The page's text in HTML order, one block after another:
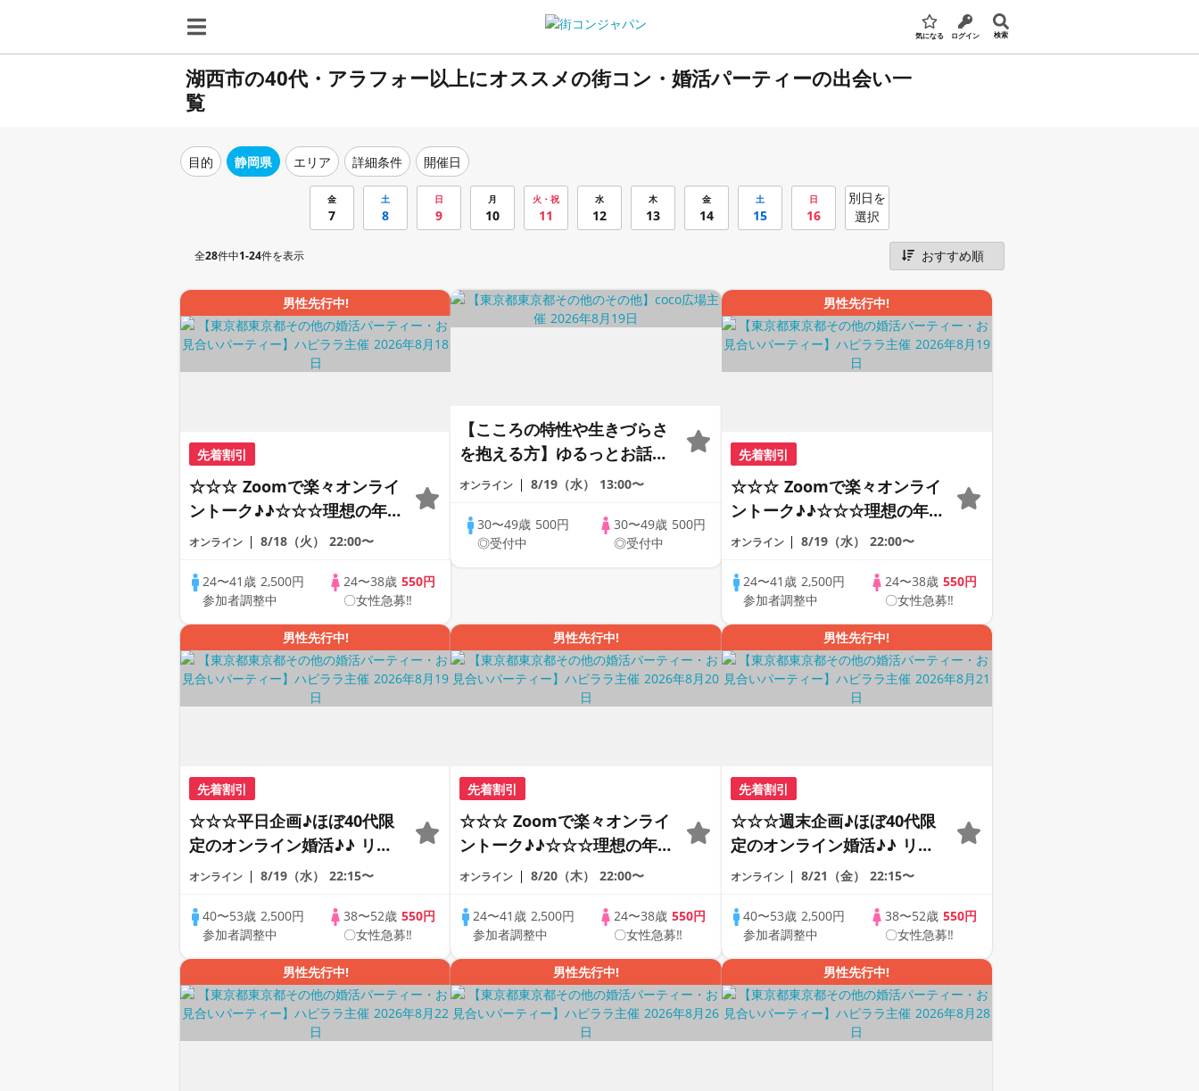
気になる ログイン 検索
湖西市の40代・アラフォー以上にオススメの街コン・婚活パーティーの出会い一
覧
目的 静岡県 エリア 詳細条件 開催日
金
7
土
8
日
9
月
10
火・祝
11
水
12
木
13
金
14
土
15
日
16
別日を
選択
全28件中1-24件を表示
男性先行中!
先着割引
☆☆☆ Zoomで楽々オンライ
ントーク♪♪☆☆☆理想の年の
差♪♪ そろそろ・・・素敵な
アルなオンライン婚活☆全国
の方が対象☆司会進行あり♪♪
オンライン 8/18（火） 22:00〜
24〜41歳 2,500円
参加者調整中
24〜38歳 550円
〇女性急募‼
【こころの特性や生きづらさ
を抱える方】ゆるっとお話し
会《30代40代限定》＠オンラ
オンライン 8/19（水） 13:00〜
30〜49歳 500円
◎受付中
30〜49歳 500円
◎受付中
男性先行中!
先着割引
☆☆☆ Zoomで楽々オンライ
ントーク♪♪☆☆☆理想の年の
差♪♪ そろそろ・・・素敵な
アルなオンライン婚活☆全国
の方が対象☆司会進行あり♪♪
オンライン 8/19（水） 22:00〜
24〜41歳2,500円
参加者調整中
24〜38歳 550円
〇女性急募‼
男性先行中!
先着割引
☆☆☆平日企画♪ほぼ40代限
定のオンライン婚活♪♪ リモ
ートの出会い応援♪♪ おうち
の方が対象☆ 司会進行あり
♪♪ THE 42s ONLINE
PARTY!!
オンライン 8/19（水） 22:15〜
40〜53歳 2,500円
参加者調整中
38〜52歳 550円
〇女性急募‼
男性先行中!
先着割引
☆☆☆ Zoomで楽々オンライ
ントーク♪♪☆☆☆理想の年の
差♪♪ そろそろ・・・素敵な
アルなオンライン婚活☆全国
の方が対象☆司会進行あり♪♪
オンライン 8/20（木） 22:00〜
24〜41歳 2,500円
参加者調整中
24〜38歳550円
〇女性急募‼
男性先行中!
先着割引
☆☆☆週末企画♪ほぼ40代限
定のオンライン婚活♪♪ リモ
ートの出会い応援♪♪ おうち
の方が対象☆ 司会進行あり
♪♪ THE 42s ONLINE
PARTY!!
オンライン 8/21（金） 22:15〜
40〜53歳2,500円
参加者調整中
38〜52歳 550円
〇女性急募‼
男性先行中! 男性先行中! 男性先行中!